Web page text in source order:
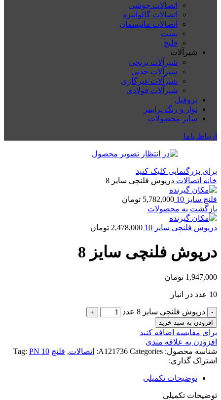
اتصالات جوشی
اتصالات گالوانیزه
اتصالات مانیسمان
بست
فلنچ
شیرآلات
شیرآلات برنجی
شیرآلات چدنی
شیرآلات غیرگازی
شیرآلات فولادی
پروفیل
نوار و رنگ پرایمر
سایر محصولات
ارتباط باما
برای بزرگنمایی کلیک کنید
خانه اتصالات درپوش فلنچی سایز 8
فلنچ سایز 10 5,782,000 تومان
بازگشت به محصولات
درپوش فلنچی سایز 10 2,478,000 تومان
درپوش فلنچی سایز 8
1,947,000 تومان
10 عدد در انبار
درپوش فلنچی سایز 8 عدد
افزودن به سبد خرید
برای مقایسه اضافه کنید
افزودن به علاقه مندی
شناسه محصول:
A121736 Categories: اتصالات, فلنچ Tag: PN 10
اشتراک گذاری:
توضیحات تکمیلی
توضیحات تکمیلی